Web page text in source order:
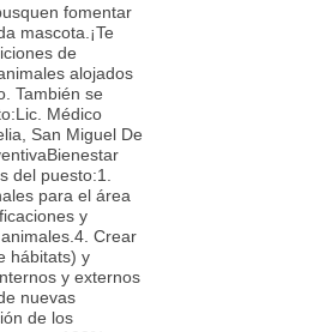
fomentar
mascota.¡Te
de
alojados
También se
Médico
San Miguel De
del puesto:1.
para el área
y
Crear
hábitats) y
y externos
nuevas
de los